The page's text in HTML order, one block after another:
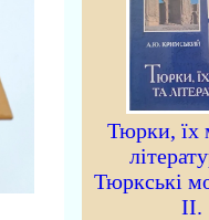
Тюрки, їх
Тюркські
II.